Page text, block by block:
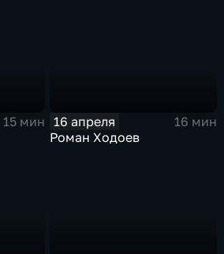
15 мин
16 апреля
16 мин
Роман Ходоев